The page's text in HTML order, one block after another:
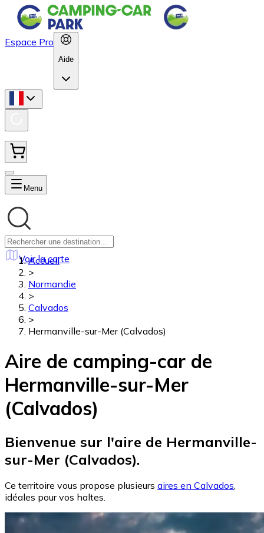
Espace Pro
Aide
Menu
Voir la carte
Accueil
>
Normandie
>
Calvados
>
Hermanville-sur-Mer (Calvados)
Aire de camping-car de
Hermanville-sur-Mer
(Calvados)
Bienvenue sur l'aire de Hermanville-
sur-Mer (Calvados).
Ce territoire vous propose plusieurs aires en Calvados,
idéales pour vos haltes.